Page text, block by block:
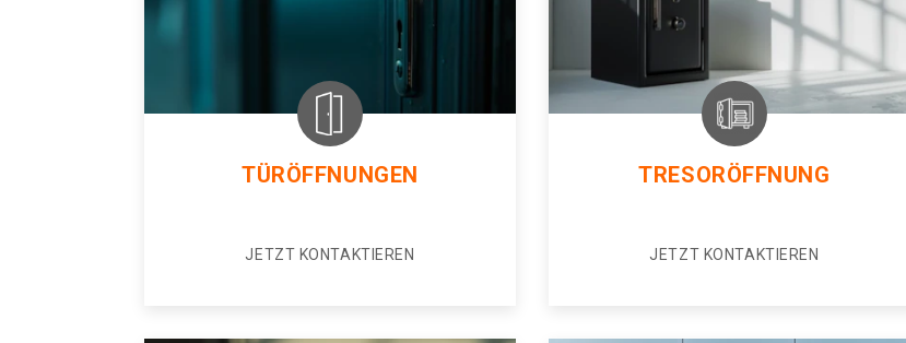
TÜRÖFFNUNGEN
JETZT KONTAKTIEREN
TRESORÖFFNUNG
JETZT KONTAKTIEREN